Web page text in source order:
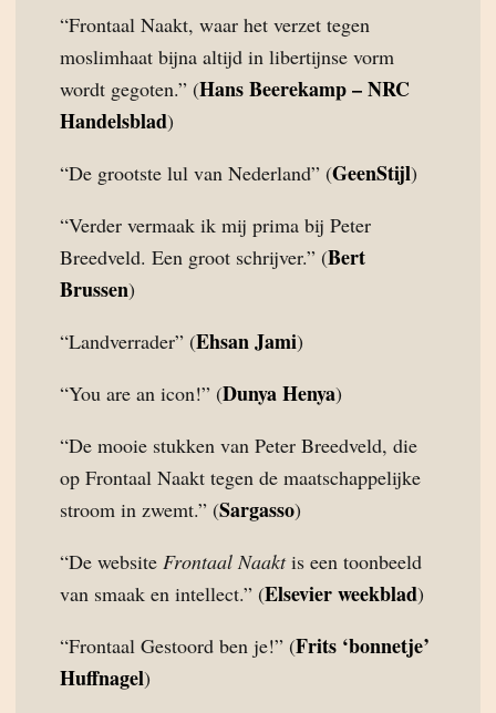
“Frontaal Naakt, waar het verzet tegen
moslimhaat bijna altijd in libertijnse vorm
wordt gegoten.” (Hans Beerekamp – NRC
Handelsblad)
“De grootste lul van Nederland” (GeenStijl)
“Verder vermaak ik mij prima bij Peter
Breedveld. Een groot schrijver.” (Bert
Brussen)
“Landverrader” (Ehsan Jami)
“You are an icon!” (Dunya Henya)
“De mooie stukken van Peter Breedveld, die
op Frontaal Naakt tegen de maatschappelijke
stroom in zwemt.” (Sargasso)
“De website Frontaal Naaktis een toonbeeld
van smaak en intellect.” (Elsevier weekblad)
“Frontaal Gestoord ben je!” (Frits ‘bonnetje’
Huffnagel)